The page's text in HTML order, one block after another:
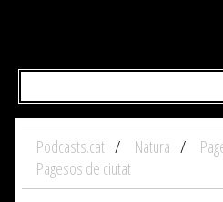
Podcasts.cat Natura
Pagesos de ciutat